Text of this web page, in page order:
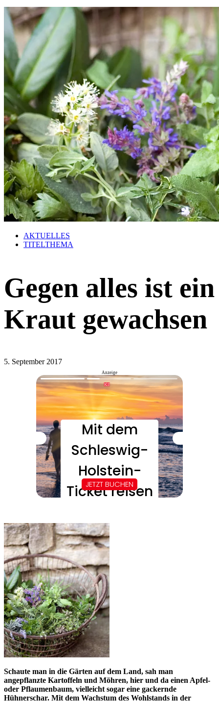
AKTUELLES
TITELTHEMA
Gegen alles ist ein
Kraut gewachsen
5. September 2017
Anzeige
Schaute man in die Gärten auf dem Land, sah man
angepflanzte Kartoffeln und Möhren, hier und da einen Apfel-
oder Pflaumenbaum, vielleicht sogar eine gackernde
Hühnerschar. Mit dem Wachstum des Wohlstands in der